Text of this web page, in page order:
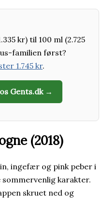
kr) til 100 ml (2.725
familien først?
1.745 kr.
Gents.dk →
(2018)
ingefær og pink peber i
karakter.
skruet ned og